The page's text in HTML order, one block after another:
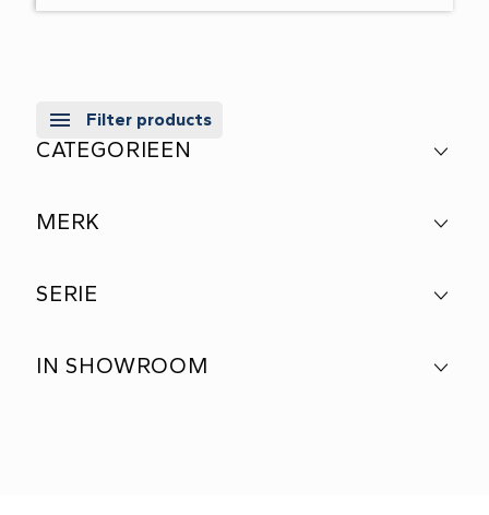
Filter products
CATEGORIEEN
MERK
SERIE
IN SHOWROOM